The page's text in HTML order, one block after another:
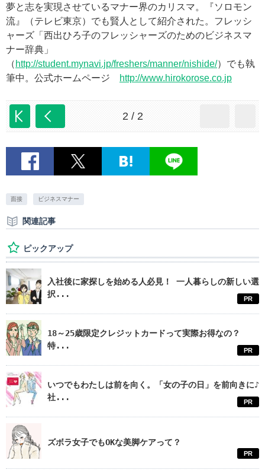
夢と志を実現させているマナー界のカリスマ。『ソロモン
流』（テレビ東京）でも賢人として紹介された。フレッシ
ャーズ「西出ひろ子のフレッシャーズのためのビジネスマ
ナー辞典」
（ http://student.mynavi.jp/freshers/manner/nishide/）でも執
筆中。公式ホームページ
http://www.hirokorose.co.jp
2 / 2
面接 ビジネスマナー
関連記事
ピックアップ
入社後に家探しを始める人必見！ 一人暮らしの新しい選
択...
PR
18～25歳限定クレジットカードって実際お得なの？
特...
PR
いつでもわたしは前を向く。「女の子の日」を前向きに♪
社...
PR
ズボラ女子でもOKな美脚ケアって？
PR